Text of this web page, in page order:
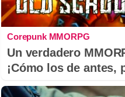
Corepunk MMORPG
Un verdadero
¡Cómo los de antes,